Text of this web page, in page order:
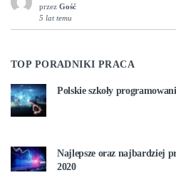
przez Gość
5 lat temu
TOP PORADNIKI PRACA
Polskie szkoły
Najlepsze oraz najbardziej
2020